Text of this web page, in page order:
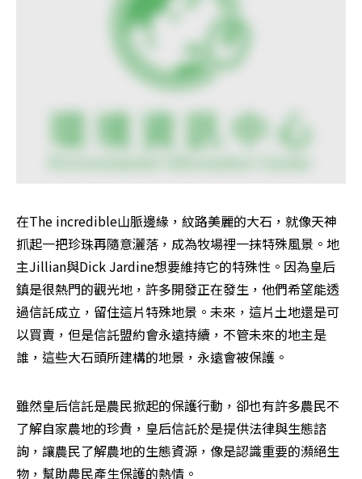
在The incredible山脈邊緣，紋路美麗的大石，就像天神
抓起一把珍珠再隨意灑落，成為牧場裡一抹特殊風景。地
主Jillian與Dick Jardine想要維持它的特殊性。因為皇后
鎮是很熱門的觀光地，許多開發正在發生，他們希望能透
過信託成立，留住這片特殊地景。未來，這片土地還是可
以買賣，但是信託盟約會永遠持續，不管未來的地主是
誰，這些大石頭所建構的地景，永遠會被保護。
雖然皇后信託是農民掀起的保護行動，卻也有許多農民不
了解自家農地的珍貴，皇后信託於是提供法律與生態諮
詢，讓農民了解農地的生態資源，像是認識重要的瀕絕生
物，幫助農民產生保護的熱情。